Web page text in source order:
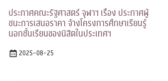
ประกาศคณะรัฐศาสตร์ จุฬาฯ เรื่อง ประกาศผู้
ชนะการเสนอราคา จ้างโครงการศึกษาเรียนรู้
นอกชั้นเรียนของนิสิตในประเทศฯ
2025-08-25